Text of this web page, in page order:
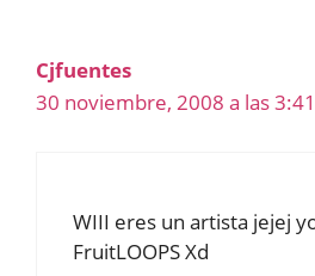
Cjfuentes
30 noviembre, 2008 a las 3:41
WIII eres un artista jejej
FruitLOOPS Xd